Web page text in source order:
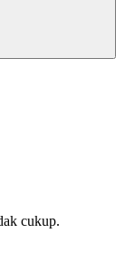
cukup.